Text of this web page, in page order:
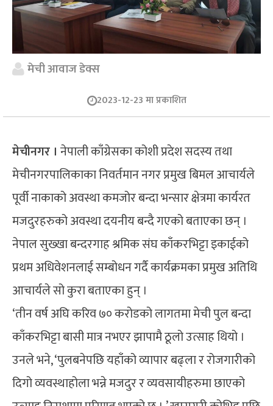
मेची आवाज डेक्स
2023-12-23 मा प्रकाशित
मेचीनगर । नेपाली काँग्रेसका कोशी प्रदेश सदस्य तथा
मेचीनगरपालिकाका निवर्तमान नगर प्रमुख बिमल आचार्यले
पूर्वी नाकाको अवस्था कमजोर बन्दा भन्सार क्षेत्रमा कार्यरत
मजदुरहरुको अवस्था दयनीय बन्दै गएको बताएका छन् ।
नेपाल सुख्खा बन्दरगाह श्रमिक संघ काँकरभिट्टा इकाईको
प्रथम अधिवेशनलाई सम्बोधन गर्दै कार्यक्रमका प्रमुख अतिथि
आचार्यले सो कुरा बताएका हुन् ।
‘तीन वर्ष अघि करिव ७० करोडको लागतमा मेची पुल बन्दा
काँकरभिट्टा बासी मात्र नभएर झापामै ठूलो उत्साह थियो ।
उनले भने, ‘पुलबनेपछि यहाँको व्यापार बढ्ला र रोजगारीको
दिगो व्यवस्थाहोला भन्ने मजदुर र व्यवसायीहरुमा छाएको